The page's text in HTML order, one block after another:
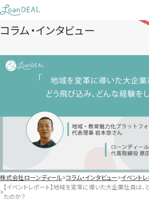
Skip
to
content
コラム・インタビュー
株式会社ローンディール コラム・インタビュー イベント
【イベントレポート】地域を変革に導いた大企業社員は
たのか？